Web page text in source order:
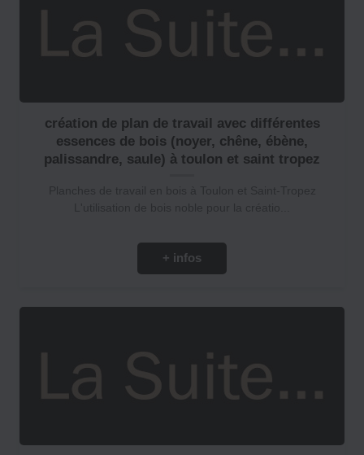
création de plan de travail avec différentes
essences de bois (noyer, chêne, ébène,
palissandre, saule) à toulon et saint tropez
+ infos